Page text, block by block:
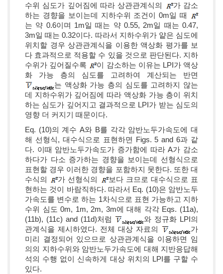
수위 심도가 깊어짐에 따라 상관관계식의
가 감소
하는 경향을 보이는데 지하수위 조건이 0m일 때
는 약 0.6이며 1m일 때는 약 0.55, 2m일 때는 0.47,
3m일 때는 0.32이다. 따라서 지하수위가 얕은 심도에
위치할 경우 상관관계식을 이용한 액상화 평가를 보
다 효과적으로 적용할 수 있을 것으로 판단된다. 지하
수위가 깊어질수록
이 감소하는 이유는 LPI가 액상
화 가능 층의 심도를 고려하여 계산되는 반면
는 액상화 가능 층의 심도를 고려하지 않는
데 지하수위가 깊어짐에 따라 액상화 가능 층이 위치
하는 심도가 깊어지고 결과적으로 LPI가 받는 심도의
영향 더 커지기 때문이다.
Eq. (10)의 계수 A와 B를 각각 암반노두가속도에 대
해 선형식, 대수식으로 표현하면 Figs. 5 and 6과 같
다. 이때 암반노두가속도가 증가함에 따라 A가 감소
하다가 다소 증가하는 경향을 보이는데 선형식으로
표현할 경우 이러한 경향을 포함하지 못한다. 또한 대
수식의
가 선형식의
보다 크므로 대수식으로 표
현하는 것이 바람직하다. 따라서 Eq. (10)은 암반노두
가속도를 변수로 하는 1차식으로 표현 가능하고 지하
수위 심도 0m, 1m, 2m, 3m에 대해 각각 Eqs. (11a),
(11b), (11c) and (11d)처럼
와 정규화 LPI의
관계식을 제시하였다. 전체 대상 자료의
가
미리 결정되어 있으므로 상관관계식을 이용하면 임
의의 지하수위와 암반노두가속도에 대해 지반응답해
석의 수행 없이 신속하게 대상 위치의 LPI를 구할 수
있다.